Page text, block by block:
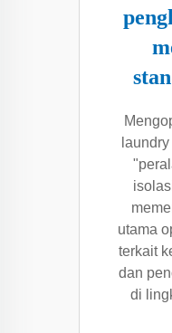
utama
terkait
dan
di